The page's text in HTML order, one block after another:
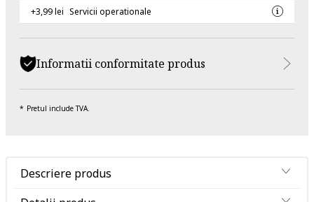
+3,99 lei Servicii operationale
Informatii conformitate produs
Pretul include TVA.
Descriere produs